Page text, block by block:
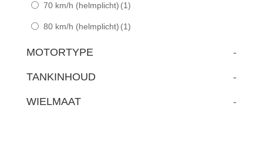
70 km/h (helmplicht) (1)
80 km/h (helmplicht) (1)
MOTORTYPE -
TANKINHOUD -
WIELMAAT -